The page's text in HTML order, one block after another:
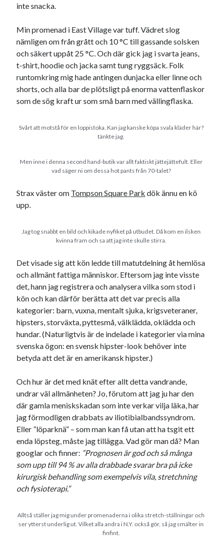
inte snacka.
Min promenad i East Village var tuff. Vädret slog
nämligen om från grått och 10 °C till gassande solsken
och säkert uppåt 25 °C. Och där gick jag i svarta jeans,
t-shirt, hoodie och jacka samt tung ryggsäck. Folk
runtomkring mig hade antingen dunjacka eller linne och
shorts, och alla bar de plötsligt på enorma vattenflaskor
som de sög kraft ur som små barn med vällingflaska.
Svårt att motstå för en loppistoka. Kan jag kanske köpa svala kläder här?
tänkte jag.
Men inne i denna second hand-butik var allt faktiskt jättejättefult. Eller
vad säger ni om dessa hot pants från 70-talet?
Strax väster om Tompson Square Park dök ännu en kö
upp.
Jag tog snabbt en bild och kikade nyfiket på utbudet. Då kom en ilsken
kvinna fram och sa att jag inte skulle stirra.
Det visade sig att kön ledde till matutdelning åt hemlösa
och allmänt fattiga människor. Eftersom jag inte visste
det, hann jag registrera och analysera vilka som stod i
kön och kan därför berätta att det var precis alla
kategorier: barn, vuxna, mentalt sjuka, krigsveteraner,
hipsters, storväxta, pyttesmå, välklädda, oklädda och
hundar. (Naturligtvis är de indelade i kategorier via mina
svenska ögon: en svensk hipster-look behöver inte
betyda att det är en amerikansk hipster.)
Och hur är det med knät efter allt detta vandrande,
undrar väl allmänheten? Jo, förutom att jag ju har den
där gamla meniskskadan som inte verkar vilja läka, har
jag förmodligen drabbats av iliotibialbandssyndrom.
Eller ”löparknä” – som man kan få utan att ha tsgit ett
enda löpsteg, måste jag tillägga. Vad gör man då? Man
googlar och finner: ”Prognosen är god och så många
som upp till 94 % av alla drabbade svarar bra på icke
kirurgisk behandling som exempelvis vila, stretchning
och fysioterapi.”
Alltså ställer jag mig under promenaderna i olika stretch-ställningar och
ser ytterst underlig ut. Vilket alla andra i N.Y. också gör, så jag smälter in
finfint.